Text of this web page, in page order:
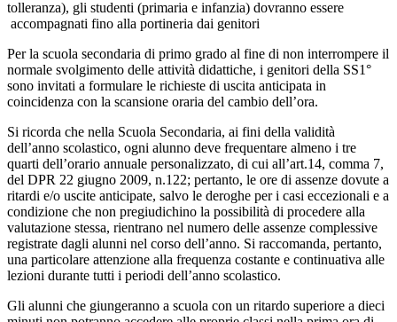
tolleranza), gli studenti (primaria e infanzia) dovranno essere
accompagnati fino alla portineria dai genitori
Per la scuola secondaria di primo grado al fine di non interrompere il
normale svolgimento delle attività didattiche, i genitori della SS1°
sono invitati a formulare le richieste di uscita anticipata in
coincidenza con la scansione oraria del cambio dell’ora.
Si ricorda che nella Scuola Secondaria, ai fini della validità
dell’anno scolastico, ogni alunno deve frequentare almeno i tre
quarti dell’orario annuale personalizzato, di cui all’art.14, comma 7,
del DPR 22 giugno 2009, n.122; pertanto, le ore di assenze dovute a
ritardi e/o uscite anticipate, salvo le deroghe per i casi eccezionali e a
condizione che non pregiudichino la possibilità di procedere alla
valutazione stessa, rientrano nel numero delle assenze complessive
registrate dagli alunni nel corso dell’anno. Si raccomanda, pertanto,
una particolare attenzione alla frequenza costante e continuativa alle
lezioni durante tutti i periodi dell’anno scolastico.
Gli alunni che giungeranno a scuola con un ritardo superiore a dieci